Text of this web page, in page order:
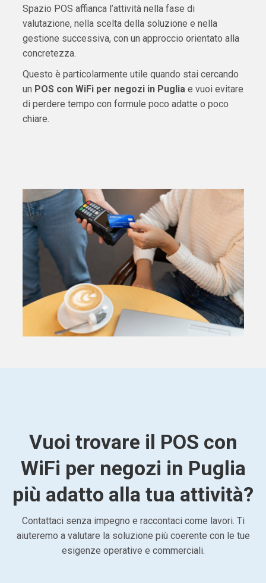
Spazio POS affianca l’attività nella fase di
valutazione, nella scelta della soluzione e nella
gestione successiva, con un approccio orientato alla
concretezza.
Questo è particolarmente utile quando stai cercando
un POS con WiFi per negozi in Pugliae vuoi evitare
di perdere tempo con formule poco adatte o poco
chiare.
Vuoi trovare il POS con
WiFi per negozi in Puglia
più adatto alla tua attività?
Contattaci senza impegno e raccontaci come lavori. Ti
aiuteremo a valutare la soluzione più coerente con le tue
esigenze operative e commerciali.